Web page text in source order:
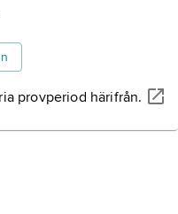
provperiod härifrån.